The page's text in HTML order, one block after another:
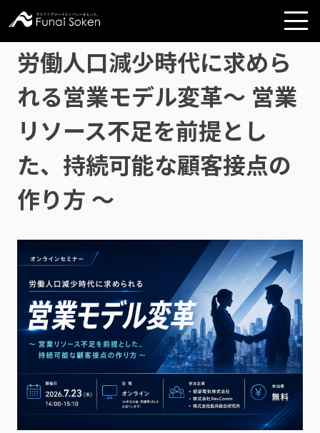
労働人口減少時代に求めら
れる営業モデル変革～ 営業
リソース不足を前提とし
た、持続可能な顧客接点の
作り方 ～